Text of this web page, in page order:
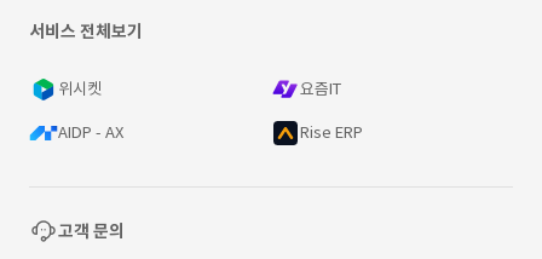
서비스 전체보기
위시켓 요즘IT
AIDP - AX Rise ERP
고객 문의